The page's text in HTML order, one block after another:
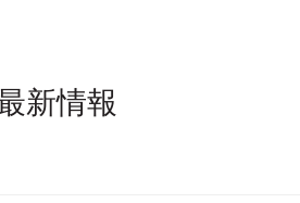
新情報